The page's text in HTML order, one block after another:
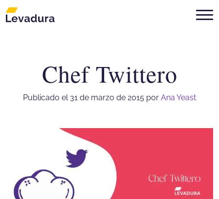
Agencia de marketing digital
Chef Twittero
Publicado el 31 de marzo de 2015 por Ana Yeast